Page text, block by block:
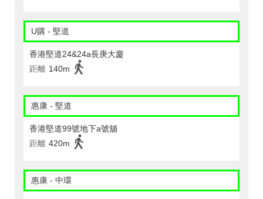
U購 - 堅道
香港堅道24&24a長庚大廈
距離 140m
惠康 - 堅道
香港堅道99號地下a號舖
距離 420m
惠康 - 中環